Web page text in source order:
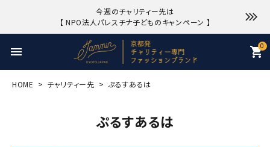
今週のチャリティー先は
【 NPO法人パレスチナ子どものキャンペーン 】
menu 0
shopping_cart
HOME チャリティー先 ぷるすあるは
ぷるすあるは